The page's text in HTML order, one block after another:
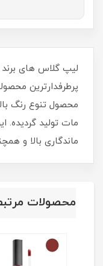
لیپ گلاس های برند
پرطرفدارترین
محصول تنوع رنگ
مات تولید گردیده.
ماندگاری بالا و
محصولات